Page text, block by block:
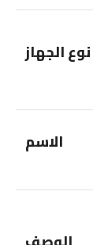
نوع الجهاز
الاسم